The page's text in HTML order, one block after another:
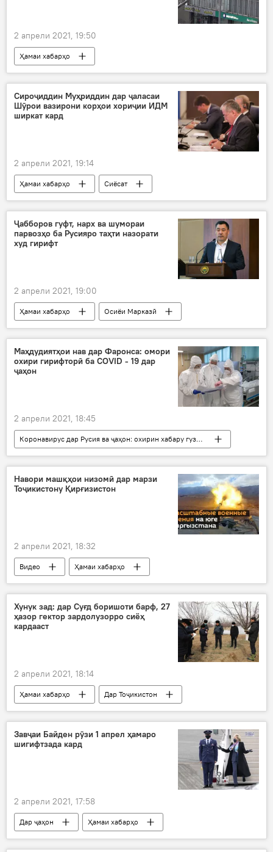
2 апрели 2021, 19:50
Ҳамаи хабарҳо
Рӯйдод, ҷиноят ва ҳолатҳои фавқулода
бино
Сироҷиддин Муҳриддин дар ҷаласаи
Шӯрои вазирони корҳои хориҷии ИДМ
ширкат кард
2 апрели 2021, 19:14
Ҳамаи хабарҳо
Сиёсат
Сироҷиддин Муҳриддин
Дар Тоҷикистон
Ҷабборов гуфт, нарх ва шумораи
парвозҳо ба Русияро таҳти назорати
худ гирифт
2 апрели 2021, 19:00
Ҳамаи хабарҳо
Осиёи Марказӣ
Нақлиёт
Содир Ҷабборов
Парвоз
Дар Русия
Маҳдудиятҳои нав дар Фаронса: омори
охири гирифторӣ ба COVID - 19 дар
ҷаҳон
2 апрели 2021, 18:45
Коронавирус дар Русия ва ҷаҳон: охирин хабару гузоришҳо
Ҳамаи хабарҳо
Тандурустӣ
коронавирус
Навори машқҳои низомӣ дар марзи
Тоҷикистону Қирғизистон
2 апрели 2021, 18:32
Видео Ҳамаи хабарҳо
Хунук зад: дар Суғд боришоти барф, 27
ҳазор гектор зардолузорро сиёҳ
кардааст
2 апрели 2021, 18:14
Ҳамаи хабарҳо
Дар Тоҷикистон
сармо
дарахтон ҳосил
Завҷаи Байден рӯзи 1 апрел ҳамаро
шигифтзада кард
2 апрели 2021, 17:58
Дар ҷаҳон Ҳамаи хабарҳо